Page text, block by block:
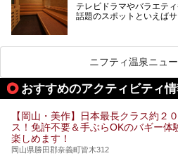
テレビドラマやバラエテ
話題のスポットといえばサ
今回は、岡山県でサウナ
選してご紹介！
血流が良くなるだけでな
ニフティ温泉ニュ
おすすめのアクティビティ
【岡山・美作】日本最長クラス約２
ス！免許不要＆手ぶらOKのバギー
楽しめます！
岡山県勝田郡奈義町皆木312